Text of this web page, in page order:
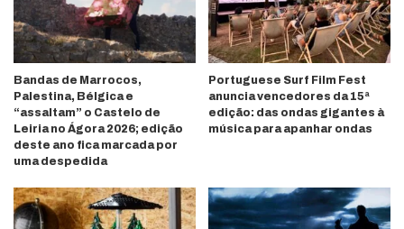
Bandas de Marrocos,
Palestina, Bélgica e
“assaltam” o Castelo de
Leiria no Ágora 2026; edição
deste ano fica marcada por
uma despedida
Portuguese Surf Film Fest
anuncia vencedores da 15ª
edição: das ondas gigantes à
música para apanhar ondas